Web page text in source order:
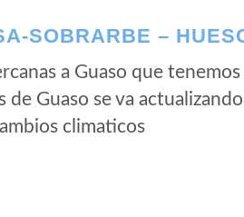
SOBRARBE –
a Guaso que
Guaso se va
climaticos